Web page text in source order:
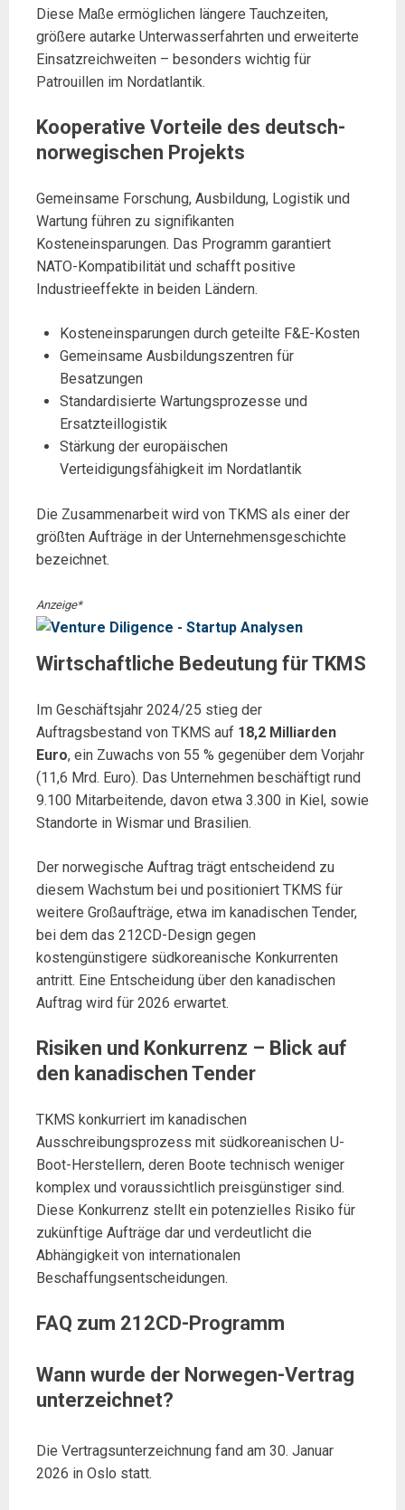
Diese Maße ermöglichen längere Tauchzeiten,
größere autarke Unterwasserfahrten und erweiterte
Einsatzreichweiten – besonders wichtig für
Patrouillen im Nordatlantik.
Kooperative Vorteile des deutsch-
norwegischen Projekts
Gemeinsame Forschung, Ausbildung, Logistik und
Wartung führen zu signifikanten
Kosteneinsparungen. Das Programm garantiert
NATO-Kompatibilität und schafft positive
Industrieeffekte in beiden Ländern.
Kosteneinsparungen durch geteilte F&E-Kosten
Gemeinsame Ausbildungszentren für
Besatzungen
Standardisierte Wartungsprozesse und
Ersatzteillogistik
Stärkung der europäischen
Verteidigungsfähigkeit im Nordatlantik
Die Zusammenarbeit wird von TKMS als einer der
größten Aufträge in der Unternehmensgeschichte
bezeichnet.
Anzeige*
Wirtschaftliche Bedeutung für TKMS
Im Geschäftsjahr 2024/25 stieg der
Auftragsbestand von TKMS auf 18,2 Milliarden
Euro, ein Zuwachs von 55 % gegenüber dem Vorjahr
(11,6 Mrd. Euro). Das Unternehmen beschäftigt rund
9.100 Mitarbeitende, davon etwa 3.300 in Kiel, sowie
Standorte in Wismar und Brasilien.
Der norwegische Auftrag trägt entscheidend zu
diesem Wachstum bei und positioniert TKMS für
weitere Großaufträge, etwa im kanadischen Tender,
bei dem das 212CD-Design gegen
kostengünstigere südkoreanische Konkurrenten
antritt. Eine Entscheidung über den kanadischen
Auftrag wird für 2026 erwartet.
Risiken und Konkurrenz – Blick auf
den kanadischen Tender
TKMS konkurriert im kanadischen
Ausschreibungsprozess mit südkoreanischen U-
Boot-Herstellern, deren Boote technisch weniger
komplex und voraussichtlich preisgünstiger sind.
Diese Konkurrenz stellt ein potenzielles Risiko für
zukünftige Aufträge dar und verdeutlicht die
Abhängigkeit von internationalen
Beschaffungsentscheidungen.
FAQ zum 212CD-Programm
Wann wurde der Norwegen-Vertrag
unterzeichnet?
Die Vertragsunterzeichnung fand am 30. Januar
2026 in Oslo statt.